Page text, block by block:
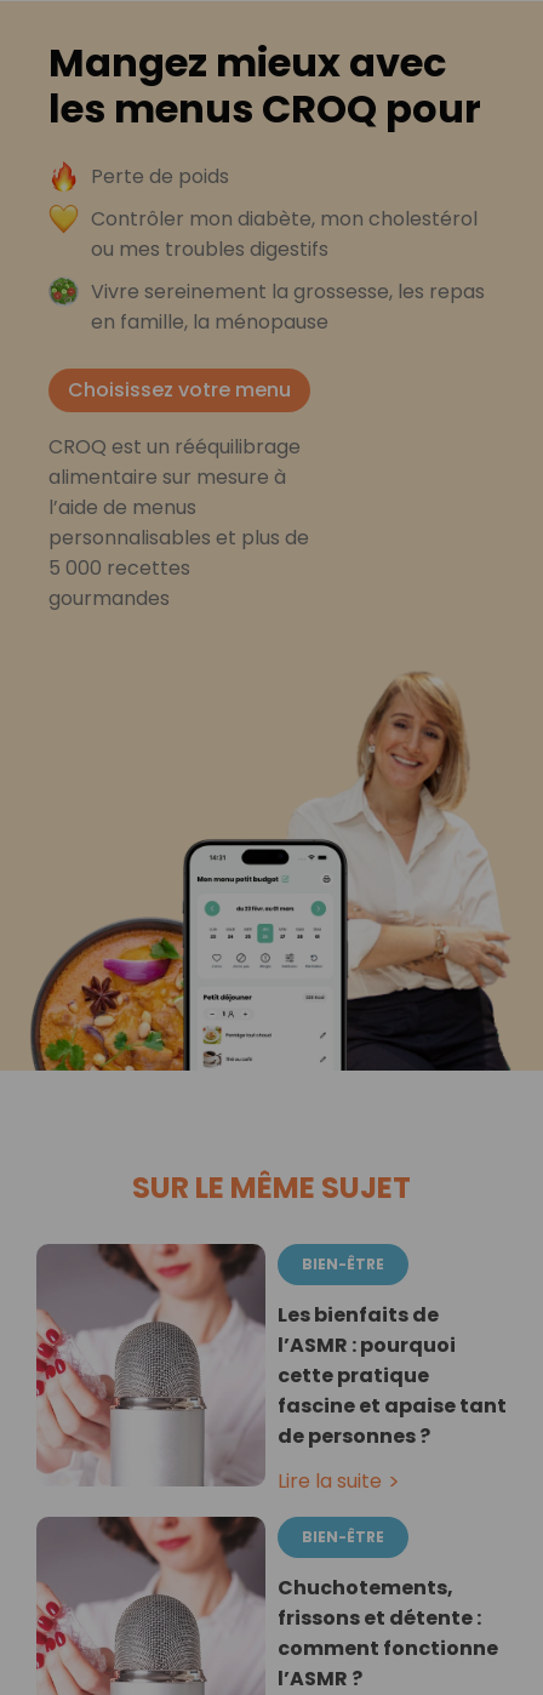
Mangez mieux avec
les menus CROQ pour
Perte de poids
Contrôler mon diabète, mon cholestérol
ou mes troubles digestifs
Vivre sereinement la grossesse, les repas
en famille, la ménopause
Choisissez votre menu
CROQ est un rééquilibrage
alimentaire sur mesure à
l’aide de menus
personnalisables et plus de
5 000 recettes
gourmandes
SUR LE MÊME SUJET
BIEN-ÊTRE
Les bienfaits de
l’ASMR : pourquoi
cette pratique
fascine et apaise tant
de personnes ?
Lire la suite
BIEN-ÊTRE
Chuchotements,
frissons et détente :
comment fonctionne
l’ASMR ?